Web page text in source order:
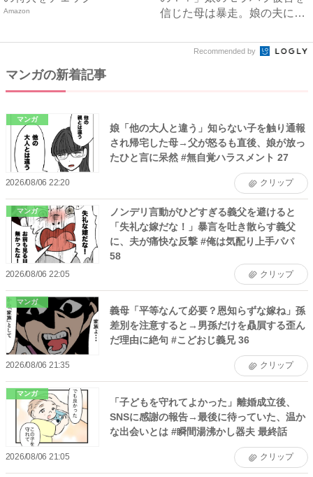
Amazon
信じた母は暴走。娘の夫に電
Recommended by
マンガの新着記事
マンガ
娘「他の大人と違う」知らない子を触り通報
され帰宅した母→父が怒るも直後、娘が放っ
たひと言に呆然 #無自覚ハラスメント 27
2026/08/06 22:20 クリップ
マンガ
ノンデリ言動がひどすぎる義父を避けると
「失礼な嫁だな！」暴言を吐き散らす義父
に、夫が痛快な反撃 #俺は気配り上手パパ
58
2026/08/06 22:05 クリップ
マンガ
義母「平等なんて必要？恩知らずな嫁ね」孫
差別を注意すると→男孫だけを贔屓する歪ん
だ理由に絶句 #こどおじ義兄 36
2026/08/06 21:35 クリップ
マンガ
「子どもを守れてよかった」離婚成立後、
SNSに感謝の報告→最後に待っていた、温か
な出会いとは #瞬間湯沸かし器夫 最終話
2026/08/06 21:05 クリップ